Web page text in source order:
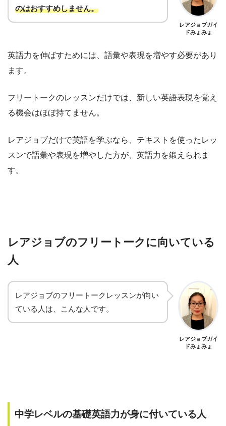
のはおすすめしません。
レアジョブガイ
ドみょみょ
英語力を伸ばすためには、語彙や表現を増やす必要があり
ます。
フリートークのレッスンだけでは、新しい英語表現を覚え
る機会はほぼ持てません。
レアジョブだけで英語を学ぶなら、テキストを使ったレッ
スンで語彙や表現を増やした方が、英語力を鍛えられま
す。
レアジョブのフリートークに向いている
人
レアジョブのフリートークレッスンが向い
ている人は、こんな人です。
レアジョブガイ
ドみょみょ
中学レベルの基礎英語力が身に付いている人